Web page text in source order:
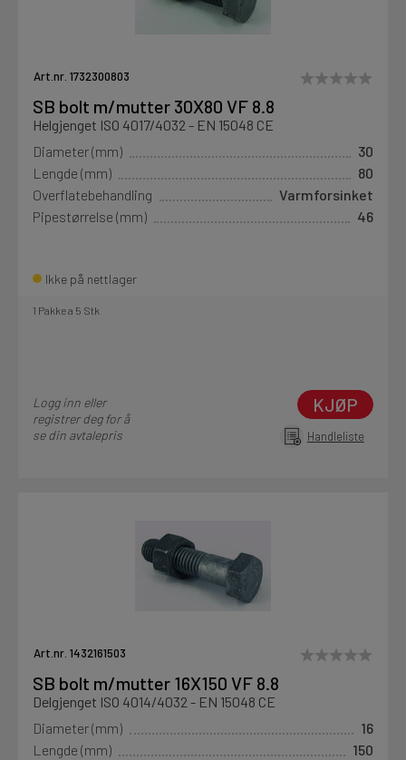
Art.nr. 1732300803
SB bolt m/mutter 30X80 VF 8.8
Helgjenget ISO 4017/4032 - EN 15048 CE
Diameter (mm)
30
Lengde (mm)
80
Overflatebehandling
Varmforsinket
Pipestørrelse (mm)
46
Ikke på nettlager
1 Pakke a 5 Stk
Logg inn eller
registrer deg for å
se din avtalepris
KJØP
Handleliste
Art.nr. 1432161503
SB bolt m/mutter 16X150 VF 8.8
Delgjenget ISO 4014/4032 - EN 15048 CE
Diameter (mm)
16
Lengde (mm)
150